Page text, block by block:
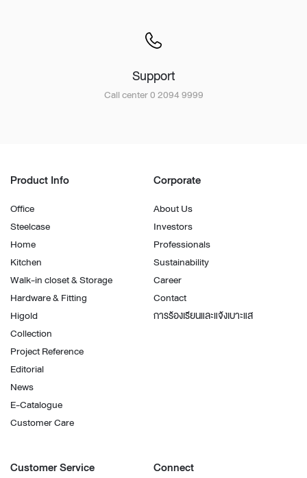
Support
Call center 0 2094 9999
Product Info
Office
Steelcase
Home
Kitchen
Walk-in closet & Storage
Hardware & Fitting
Higold
Collection
Project Reference
Editorial
News
E-Catalogue
Customer Care
Corporate
About Us
Investors
Professionals
Sustainability
Career
Contact
การร้องเรียนและแจ้งเบาะแส
Customer Service Connect